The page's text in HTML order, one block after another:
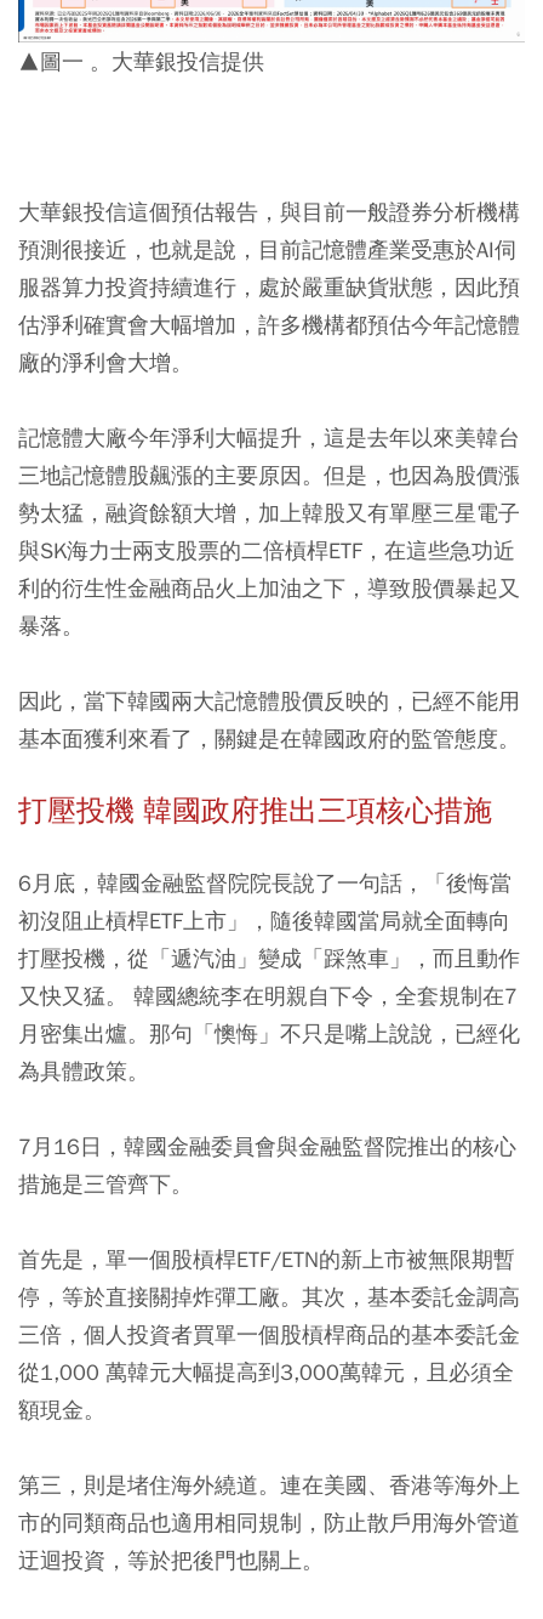
▲圖一 。大華銀投信提供
大華銀投信這個預估報告，與目前一般證券分析機構
預測很接近，也就是說，目前記憶體產業受惠於AI伺
服器算力投資持續進行，處於嚴重缺貨狀態，因此預
估淨利確實會大幅增加，許多機構都預估今年記憶體
廠的淨利會大增。
記憶體大廠今年淨利大幅提升，這是去年以來美韓台
三地記憶體股飆漲的主要原因。但是，也因為股價漲
勢太猛，融資餘額大增，加上韓股又有單壓三星電子
與SK海力士兩支股票的二倍槓桿ETF，在這些急功近
利的衍生性金融商品火上加油之下，導致股價暴起又
暴落。
因此，當下韓國兩大記憶體股價反映的，已經不能用
基本面獲利來看了，關鍵是在韓國政府的監管態度。
打壓投機 韓國政府推出三項核心措施
6月底，韓國金融監督院院長說了一句話，「後悔當
初沒阻止槓桿ETF上市」，隨後韓國當局就全面轉向
打壓投機，從「遞汽油」變成「踩煞車」，而且動作
又快又猛。 韓國總統李在明親自下令，全套規制在7
月密集出爐。那句「懊悔」不只是嘴上說說，已經化
為具體政策。
7月16日，韓國金融委員會與金融監督院推出的核心
措施是三管齊下。
首先是，單一個股槓桿ETF/ETN的新上市被無限期暫
停，等於直接關掉炸彈工廠。其次，基本委託金調高
三倍，個人投資者買單一個股槓桿商品的基本委託金
從1,000 萬韓元大幅提高到3,000萬韓元，且必須全
額現金。
第三，則是堵住海外繞道。連在美國、香港等海外上
市的同類商品也適用相同規制，防止散戶用海外管道
迂迴投資，等於把後門也關上。